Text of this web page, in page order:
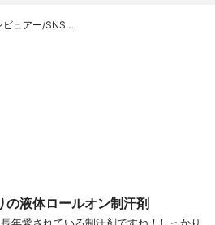
ビュアー/SNS…
の液体ロールオン制汗剤